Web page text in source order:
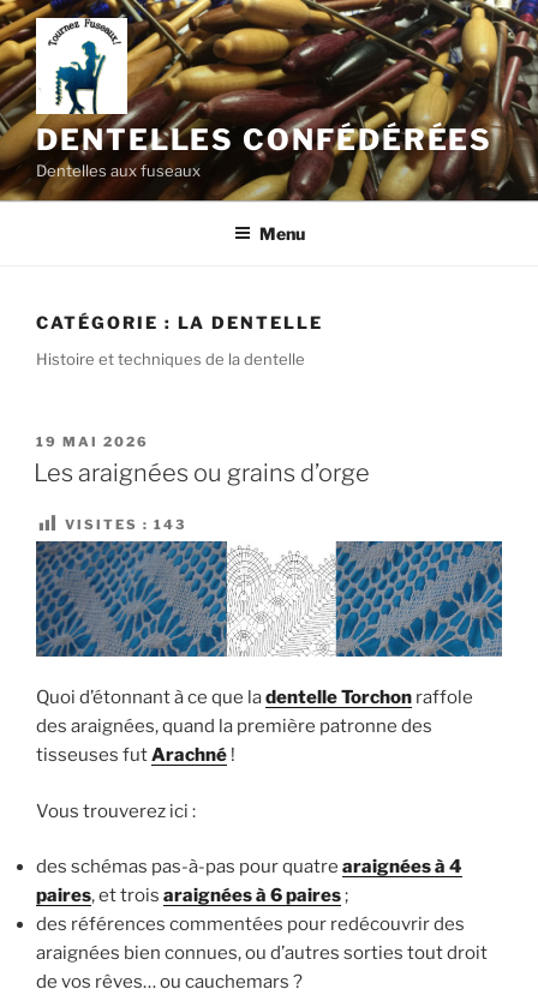
Aller
au
contenu
principal
DENTELLES CONFÉDÉRÉES
Dentelles aux fuseaux
Menu
CATÉGORIE : LA DENTELLE
Histoire et techniques de la dentelle
PUBLIÉ
LE
19 MAI 2026
Les araignées ou grains d’orge
VISITES : 143
Quoi d’étonnant à ce que ladentelle Torchon raffole
des araignées, quand la première patronne des
tisseuses futArachné !
Vous trouverez ici :
des schémas pas-à-pas pour quatre araignées à 4
paires, et trois araignées à 6 paires;
des références commentées pour redécouvrir des
araignées bien connues, ou d’autres sorties tout droit
de vos rêves… ou cauchemars ?